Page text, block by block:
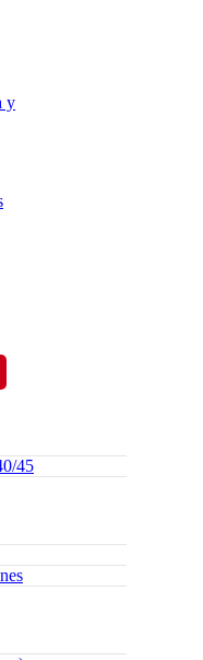
y
45